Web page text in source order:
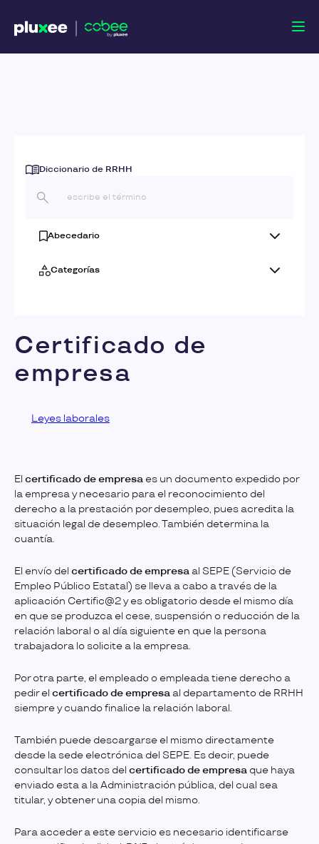
Diccionario de RRHH
Abecedario
Categorías
Certificado de
empresa
Leyes laborales
El certificado de empresa es un documento expedido por
la empresa y necesario para el reconocimiento del
derecho a la prestación por desempleo, pues acredita la
situación legal de desempleo. También determina la
cuantía.
El envío del certificado de empresa al SEPE (Servicio de
Empleo Público Estatal) se lleva a cabo a través de la
aplicación Certific@2 y es obligatorio desde el mismo día
en que se produzca el cese, suspensión o reducción de la
relación laboral o al día siguiente en que la persona
trabajadora lo solicite a la empresa.
Por otra parte, el empleado o empleada tiene derecho a
pedir el certificado de empresa al departamento de RRHH
siempre y cuando finalice la relación laboral.
También puede descargarse el mismo directamente
desde la sede electrónica del SEPE. Es decir, puede
consultar los datos del certificado de empresa que haya
enviado esta a la Administración pública, del cual sea
titular, y obtener una copia del mismo.
Para acceder a este servicio es necesario identificarse